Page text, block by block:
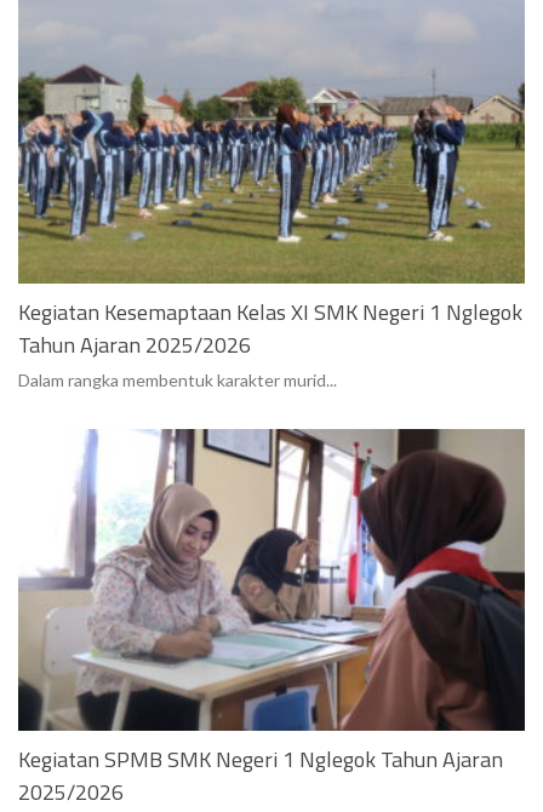
Kegiatan Kesemaptaan Kelas XI SMK Negeri 1 Nglegok
Tahun Ajaran 2025/2026
Dalam rangka membentuk karakter murid...
Kegiatan SPMB SMK Negeri 1 Nglegok Tahun Ajaran
2025/2026